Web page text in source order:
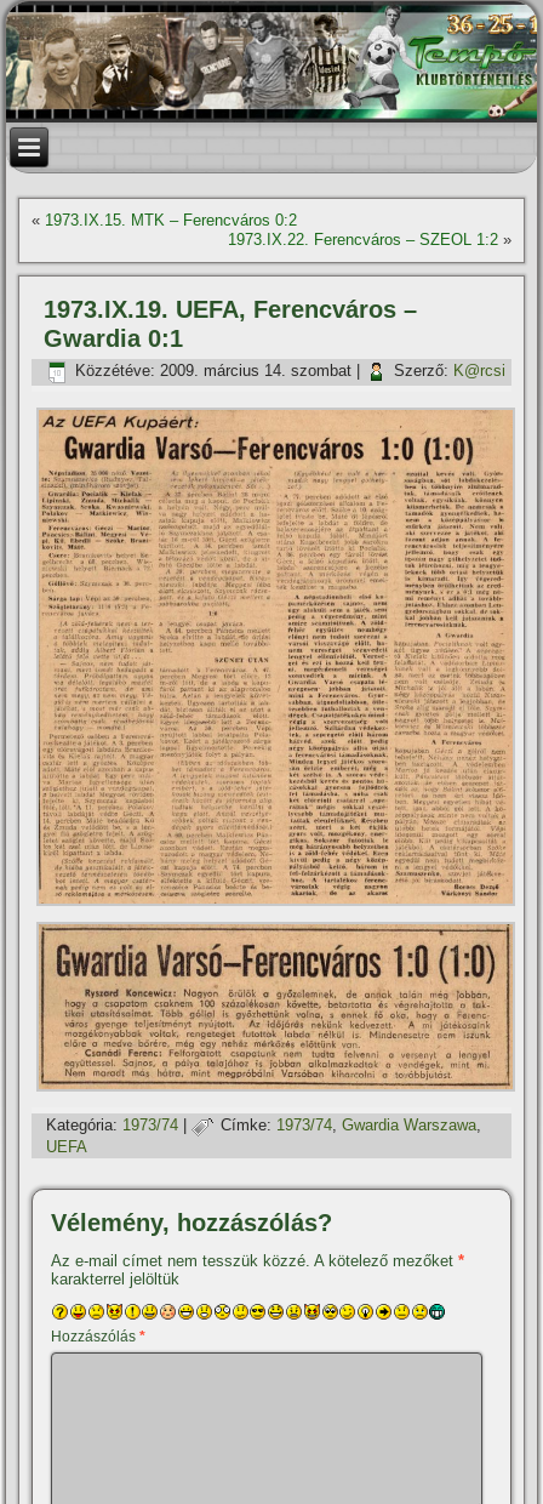
« 1973.IX.15. MTK – Ferencváros 0:2
1973.IX.22. Ferencváros – SZEOL 1:2»
1973.IX.19. UEFA, Ferencváros –
Gwardia 0:1
Közzétéve: 2009. március 14. szombat Szerző: K@rcsi
Kategória: 1973/74 | Címke: 1973/74,Gwardia Warszawa,
UEFA
Vélemény, hozzászólás?
Az e-mail címet nem tesszük közzé. A kötelező mezőket*
karakterrel jelöltük
Hozzászólás*